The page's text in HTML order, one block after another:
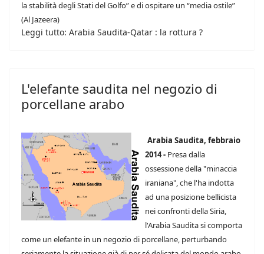
la stabilità degli Stati del Golfo” e di ospitare un “media ostile”
(Al Jazeera)
Leggi tutto: Arabia Saudita-Qatar : la rottura ?
L'elefante saudita nel negozio di
porcellane arabo
Arabia Saudita, febbraio
2014 - Presa dalla
ossessione della "minaccia
iraniana", che l'ha indotta
ad una posizione bellicista
nei confronti della Siria,
l'Arabia Saudita si comporta
come un elefante in un negozio di porcellane, perturbando